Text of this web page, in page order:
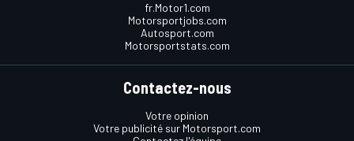
fr.Motor1.com
Motorsportjobs.com
Autosport.com
Motorsportstats.com
Contactez-nous
Votre opinion
Votre publicité sur Motorsport.com